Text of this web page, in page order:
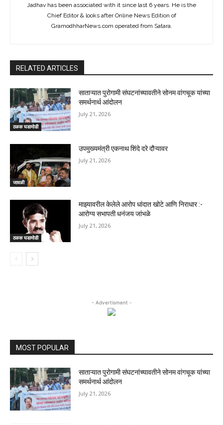
Jadhav has been associated with it since last 6 years. He is the
Chief Editor & looks after Online News Edition of
GramodhharNews.com operated from Satara.
RELATED ARTICLES
ठळक घडामोडी
साताऱ्यात पुरोगामी संघटनांच्यावतीने सोनम वांगचूक यांच्या
समर्थनार्थ आंदोलन
July 21, 2026
जावळी
उपमुख्यमंत्री एकनाथ शिंदे दरे दौऱ्यावर
July 21, 2026
ठळक घडामोडी
माझ्यावरील केलेले आरोप धांदात खोटे आणि निराधार :-
आरोग्य सभापती धनंजय जांभळे
July 21, 2026
- Advertisment -
MOST POPULAR
साताऱ्यात पुरोगामी संघटनांच्यावतीने सोनम वांगचूक यांच्या
समर्थनार्थ आंदोलन
July 21, 2026